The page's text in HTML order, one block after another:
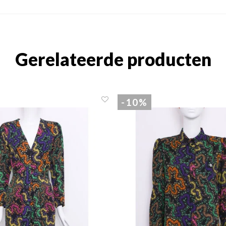
Gerelateerde producten
-10%